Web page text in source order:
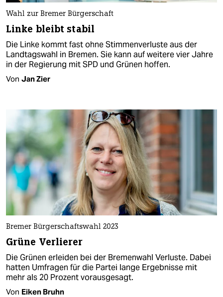
Wahl zur Bremer Bürgerschaft
Linke bleibt stabil
Die Linke kommt fast ohne Stimmenverluste aus der
Landtagswahl in Bremen. Sie kann auf weitere vier Jahre
in der Regierung mit SPD und Grünen hoffen.
Von Jan Zier
Bremer Bürgerschaftswahl 2023
Grüne Verlierer
Die Grünen erleiden bei der Bremenwahl Verluste. Dabei
hatten Umfragen für die Partei lange Ergebnisse mit
mehr als 20 Prozent vorausgesagt.
Von Eiken Bruhn